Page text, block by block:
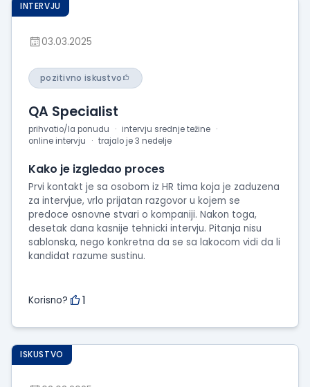
INTERVJU
03.03.2025
pozitivno iskustvo
QA Specialist
prihvatio/la ponudu
intervju srednje težine
online intervju
trajalo je 3 nedelje
Kako je izgledao proces
Prvi kontakt je sa osobom iz HR tima koja je zaduzena
za intervjue, vrlo prijatan razgovor u kojem se
predoce osnovne stvari o kompaniji. Nakon toga,
desetak dana kasnije tehnicki intervju. Pitanja nisu
sablonska, nego konkretna da se sa lakocom vidi da li
kandidat razume sustinu.
Korisno? 1
ISKUSTVO